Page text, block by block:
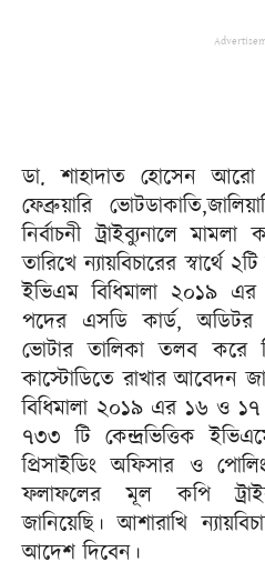
ডা. শাহাদাত হোসেন
ফেব্রুয়ারি
নির্বাচনী ট্রাইব্যুনালে
তারিখে ন্যায়বিচারের
ইভিএম বিধিমালা ২০১৯
পদের এসডি কার্ড,
ভোটার তালিকা তলব করে
কাস্টোডিতে রাখার আবেদন
বিধিমালা ২০১৯ এর ১৬ ও
৭৩৩ টি কেন্দ্রভিত্তিক
প্রিসাইডিং অফিসার ও
ফলাফলের মূল কপি
জানিয়েছি। আশারাখি
আদেশ দিবেন।